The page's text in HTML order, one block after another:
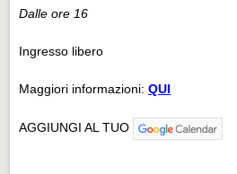
Dalle ore 16
Ingresso libero
Maggiori informazioni:QUI
AGGIUNGI AL TUO